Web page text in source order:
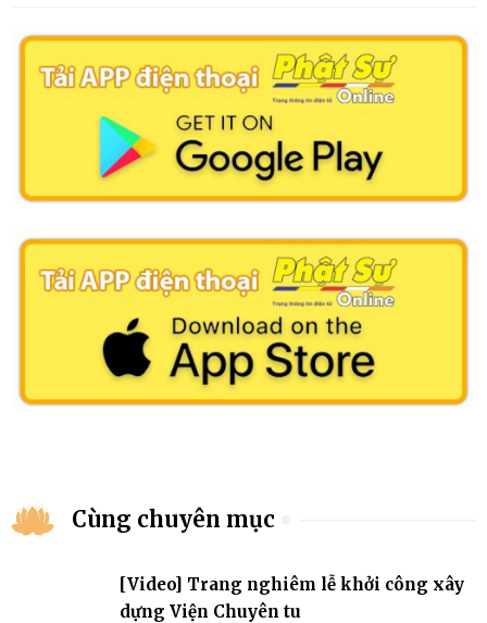
Cùng chuyên mục
[Video] Trang nghiêm lễ khởi công xây
dựng Viện Chuyên tu